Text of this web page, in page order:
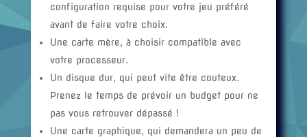
configuration requise pour votre jeu préféré
avant de faire votre choix.
Une carte mère, à choisir compatible avec
votre processeur.
Un disque dur, qui peut vite être couteux.
Prenez le temps de prévoir un budget pour ne
pas vous retrouver dépassé !
Une carte graphique, qui demandera un peu de